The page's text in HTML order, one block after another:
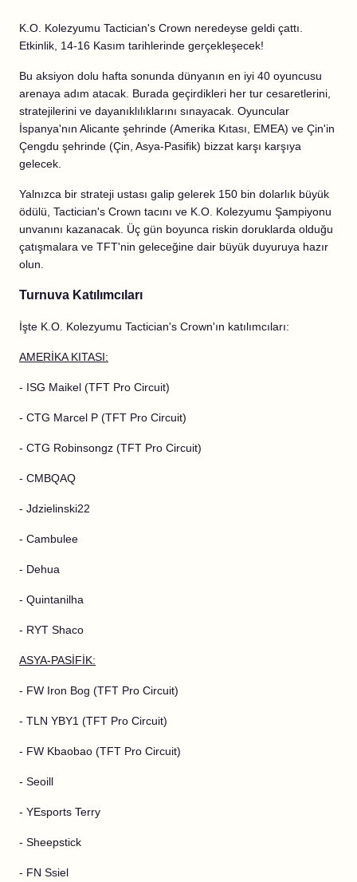
K.O. Kolezyumu Tactician's Crown neredeyse geldi çattı.
Etkinlik, 14-16 Kasım tarihlerinde gerçekleşecek!
Bu aksiyon dolu hafta sonunda dünyanın en iyi 40 oyuncusu
arenaya adım atacak. Burada geçirdikleri her tur cesaretlerini,
stratejilerini ve dayanıklılıklarını sınayacak. Oyuncular
İspanya'nın Alicante şehrinde (Amerika Kıtası, EMEA) ve Çin'in
Çengdu şehrinde (Çin, Asya-Pasifik) bizzat karşı karşıya
gelecek.
Yalnızca bir strateji ustası galip gelerek 150 bin dolarlık büyük
ödülü, Tactician's Crown tacını ve K.O. Kolezyumu Şampiyonu
unvanını kazanacak. Üç gün boyunca riskin doruklarda olduğu
çatışmalara ve TFT'nin geleceğine dair büyük duyuruya hazır
olun.
Turnuva Katılımcıları
İşte K.O. Kolezyumu Tactician's Crown'ın katılımcıları:
AMERİKA KITASI:
- ISG Maikel (TFT Pro Circuit)
- CTG Marcel P (TFT Pro Circuit)
- CTG Robinsongz (TFT Pro Circuit)
- CMBQAQ
- Jdzielinski22
- Cambulee
- Dehua
- Quintanilha
- RYT Shaco
ASYA-PASİFİK:
- FW Iron Bog (TFT Pro Circuit)
- TLN YBY1 (TFT Pro Circuit)
- FW Kbaobao (TFT Pro Circuit)
- Seoill
- YEsports Terry
- Sheepstick
- FN Ssiel